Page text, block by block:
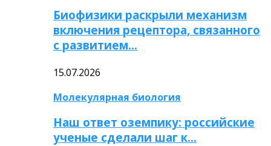
Биофизики раскрыли механизм
включения рецептора, связанного
с развитием…
15.07.2026
Молекулярная биология
Наш ответ оземпику: российские
ученые сделали шаг к…